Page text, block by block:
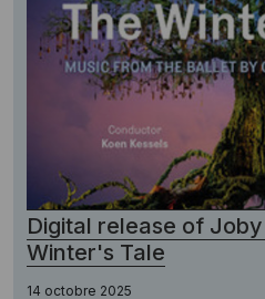
Digital release of
Winter's Tale
14 octobre 2025